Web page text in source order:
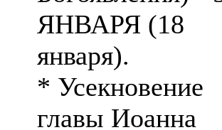
ЯНВАРЯ (18
января).
* Усекновение
главы Иоанна